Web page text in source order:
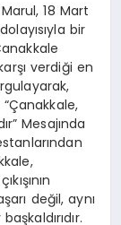
18 Mart
bir
verdiği en
Mesajında
değil, aynı